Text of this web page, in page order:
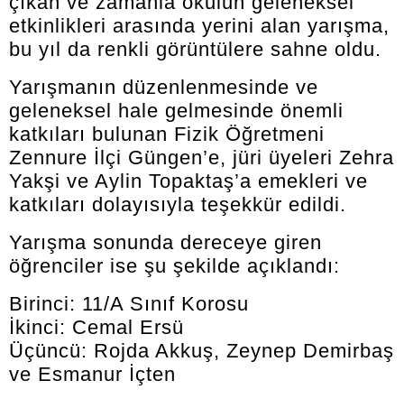
etkinlikleri arasında yerini alan yarışma,
bu yıl da renkli görüntülere sahne oldu.
Yarışmanın düzenlenmesinde ve
geleneksel hale gelmesinde önemli
katkıları bulunan Fizik Öğretmeni
Zennure İlçi Güngen’e, jüri üyeleri Zehra
Yakşi ve Aylin Topaktaş’a emekleri ve
katkıları dolayısıyla teşekkür edildi.
Yarışma sonunda dereceye giren
öğrenciler ise şu şekilde açıklandı:
Birinci: 11/A Sınıf Korosu
İkinci: Cemal Ersü
Üçüncü: Rojda Akkuş, Zeynep Demirbaş
ve Esmanur İçten